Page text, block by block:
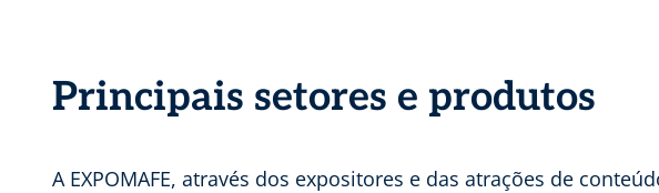
Principais setores e produtos
A EXPOMAFE, através dos expositores e das atrações de